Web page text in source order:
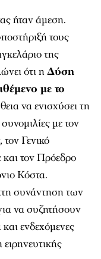
ήταν άμεση.
τους
της
ότι ηΔύση
με το
να ενισχύσει τη
με τον
Γενικό
τον Πρόεδρο
Κόστα.
συνάντηση των
να συζητήσουν
ενδεχόμενες